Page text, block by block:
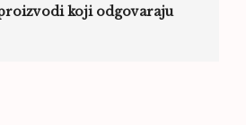
koji odgovaraju